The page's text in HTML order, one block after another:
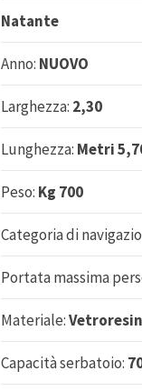
Natante
Anno: NUOVO
Larghezza: 2,30
Lunghezza: Metri
Peso: Kg 700
Categoria di
Portata massima
Materiale:
Capacità serbatoio: